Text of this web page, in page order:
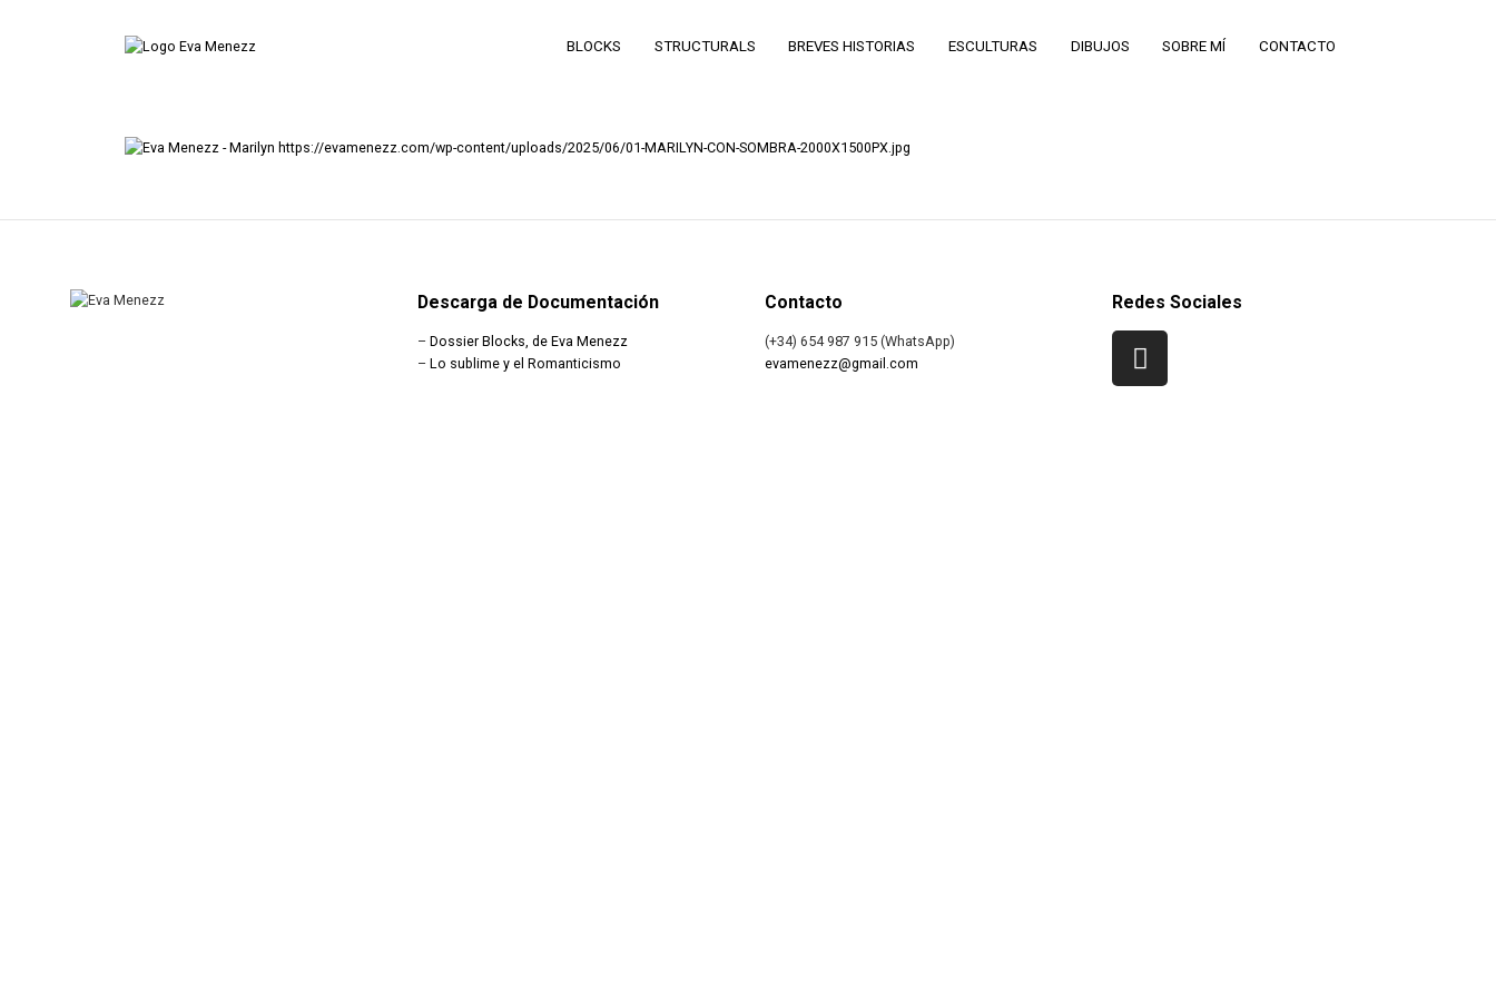
BLOCKS STRUCTURALS BREVES HISTORIAS ESCULTURAS DIBUJOS SOBRE MÍ CONTACTO
https://evamenezz.com/wp-content/uploads/2025/06/01-MARILYN-CON-SOMBRA-2000X1500PX.jpg
Descarga de Documentación
– Dossier Blocks, de Eva Menezz
– Lo sublime y el Romanticismo
Contacto
(+34) 654 987 915 (WhatsApp)
evamenezz@gmail.com
Redes Sociales